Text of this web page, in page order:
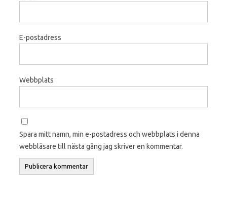
E-postadress
Webbplats
Spara mitt namn, min e-postadress och webbplats i denna
webbläsare till nästa gång jag skriver en kommentar.